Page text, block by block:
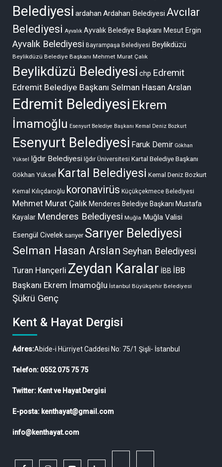
Belediyesi ardahan Ardahan Belediyesi Avcılar
Belediyesi Ayvalık Ayvalık Belediye Başkanı Mesut Ergin
Ayvalık Belediyesi Bayrampaşa Belediyesi Beylikdüzü
Beylikdüzü Belediye Başkanı Mehmet Murat Çalık
Beylikdüzü Belediyesi chp Edremit
Edremit Belediye Başkanı Selman Hasan Arslan
Edremit Belediyesi Ekrem
İmamoğlu Esenyurt Belediye Başkanı Kemal Deniz Bozkurt
Esenyurt Belediyesi Faruk Demir Gökhan
Yüksel Iğdır Belediyesi Iğdır Üniversitesi Kartal Belediye Başkanı
Gökhan Yüksel Kartal Belediyesi Kemal Deniz Bozkurt
Kemal Kılıçdaroğlu koronavirüs Küçükçekmece Belediyesi
Mehmet Murat Çalık Menderes Belediye Başkanı Mustafa
Kayalar Menderes Belediyesi Muğla Muğla Valisi
Esengül Civelek sarıyer Sarıyer Belediyesi
Selman Hasan Arslan Seyhan Belediyesi
Turan Hançerli Zeydan Karalar İBB İBB
Başkanı Ekrem İmamoğlu İstanbul Büyükşehir Belediyesi
Şükrü Genç
Kent & Hayat Dergisi
Adres:Abide-i Hürriyet Caddesi No: 75/1 Şişli- İstanbul
Telefon: 0552 075 75 75
Twitter: Kent ve Hayat Dergisi
E-posta: kenthayat@gmail.com
info@kenthayat.com